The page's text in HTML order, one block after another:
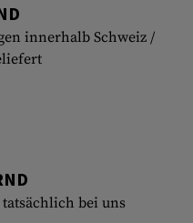
innerhalb Schweiz /
bei uns